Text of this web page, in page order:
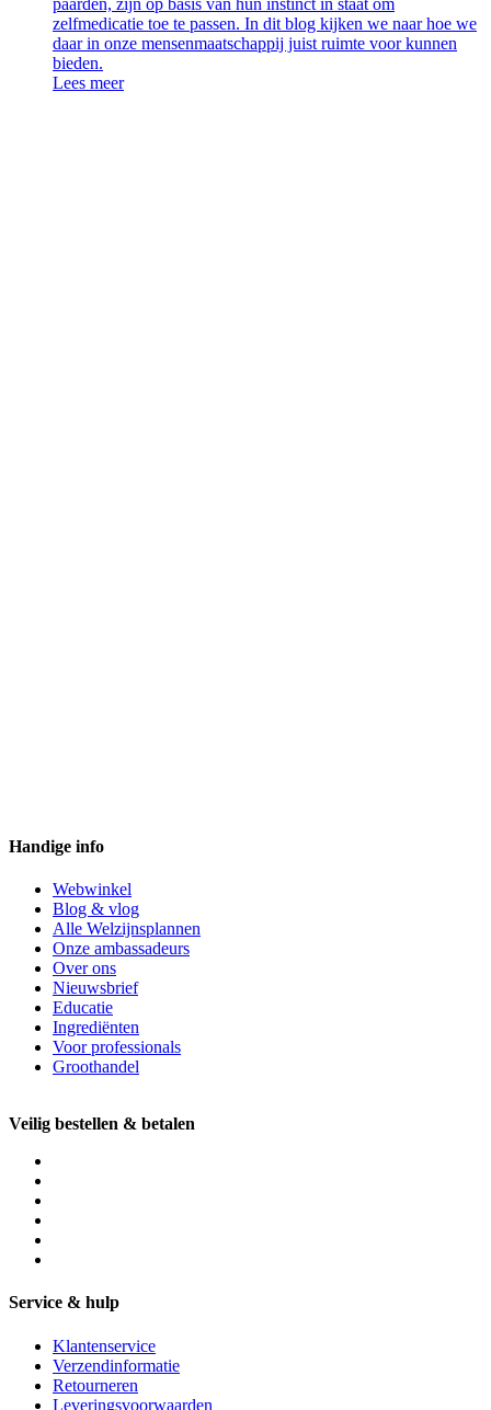
paarden, zijn op basis van hun instinct in staat om
zelfmedicatie toe te passen. In dit blog kijken we naar hoe we
daar in onze mensenmaatschappij juist ruimte voor kunnen
bieden.
Lees meer
Handige info
Webwinkel
Blog & vlog
Alle Welzijnsplannen
Onze ambassadeurs
Over ons
Nieuwsbrief
Educatie
Ingrediënten
Voor professionals
Groothandel
Veilig bestellen & betalen
Service & hulp
Klantenservice
Verzendinformatie
Retourneren
Leveringsvoorwaarden